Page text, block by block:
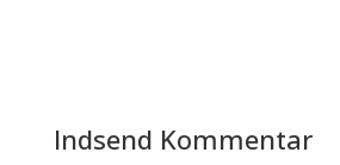
Indsend Kommentar